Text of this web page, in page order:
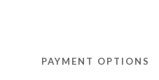
PAYMENT OPTIONS